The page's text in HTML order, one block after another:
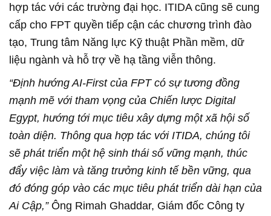
hợp tác với các trường đại học. ITIDA cũng sẽ cung
cấp cho FPT quyền tiếp cận các chương trình đào
tạo, Trung tâm Năng lực Kỹ thuật Phần mềm, dữ
liệu ngành và hỗ trợ về hạ tầng viễn thông.
“Định hướng AI-First của FPT có sự tương đồng
mạnh mẽ với tham vọng của Chiến lược Digital
Egypt, hướng tới mục tiêu xây dựng một xã hội số
toàn diện. Thông qua hợp tác với ITIDA, chúng tôi
sẽ phát triển một hệ sinh thái số vững mạnh, thúc
đẩy việc làm và tăng trưởng kinh tế bền vững, qua
đó đóng góp vào các mục tiêu phát triển dài hạn của
Ai Cập,”Ông Rimah Ghaddar, Giám đốc Công ty